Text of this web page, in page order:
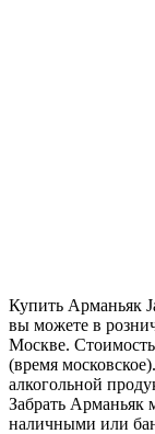
Купить Арманьяк
вы можете в
Москве.
(время
алкогольной
Забрать Арманьяк
наличными или